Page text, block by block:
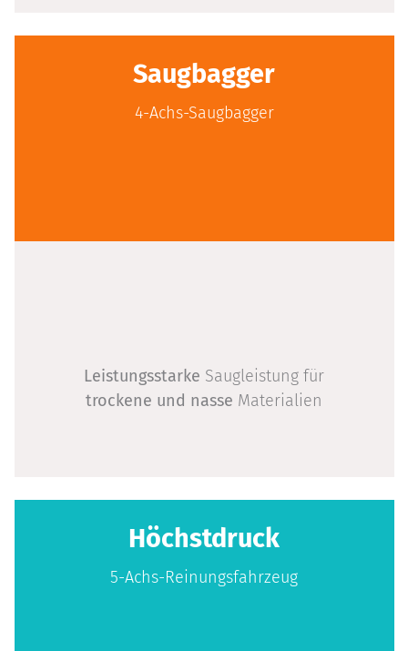
Saugbagger
4-Achs-Saugbagger
Leistungsstarke Saugleistung für
trockene und nasse Materialien
Höchstdruck
5-Achs-Reinungsfahrzeug